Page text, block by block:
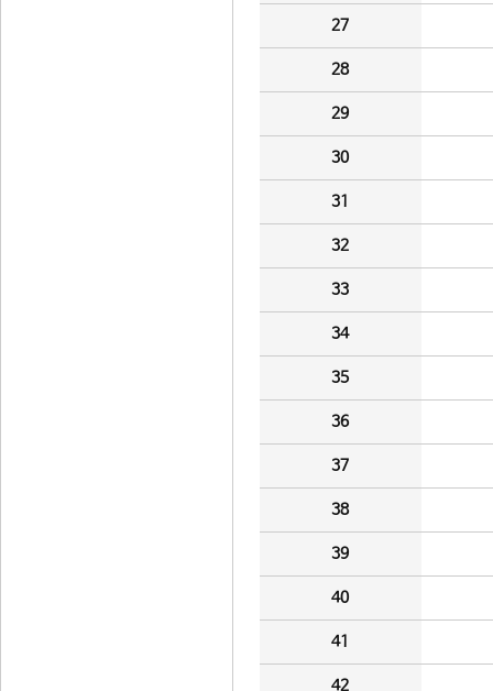
27
28
29
30
31
32
33
34
35
36
37
38
39
40
41
42